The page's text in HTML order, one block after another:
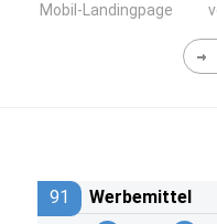
Mobil-Landingpage
91 Werbemittel